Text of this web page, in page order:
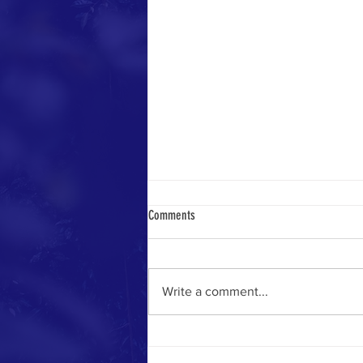
Record season
Comments
Write a comment...